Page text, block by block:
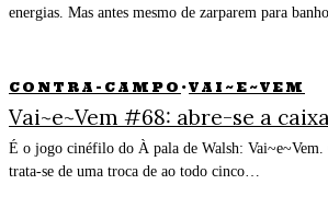
energias. Mas antes mesmo de zarparem para
CONTRA-CAMPO ·VAI~E~VEM
Vai~e~Vem #68: abre-se a
É o jogo cinéfilo do À pala de Walsh:
trata-se de uma troca de ao todo cinco…